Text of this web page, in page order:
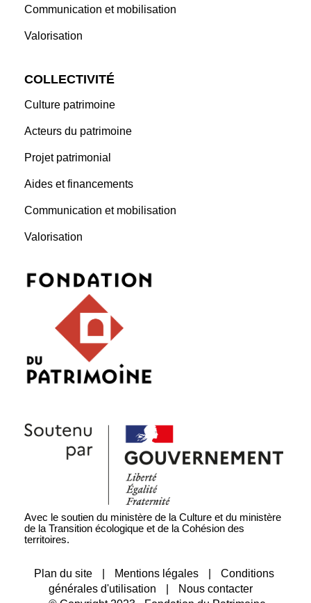
Communication et mobilisation
Valorisation
COLLECTIVITÉ
Culture patrimoine
Acteurs du patrimoine
Projet patrimonial
Aides et financements
Communication et mobilisation
Valorisation
Avec le soutien du ministère de la Culture et du ministère
de la Transition écologique et de la Cohésion des
territoires.
Plan du site Mentions légales
Conditions
générales d'utilisation
Nous contacter